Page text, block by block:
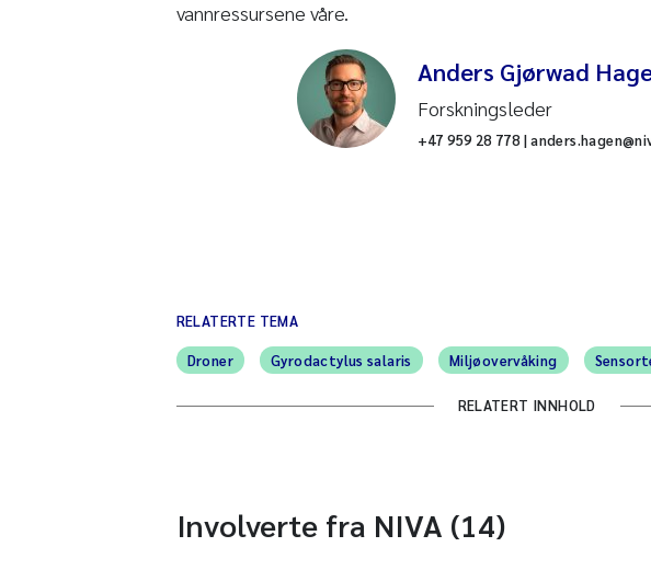
vannressursene våre.
Anders Gjørwad
Forskningsleder
+47 959 28 778 |
RELATERTE TEMA
Droner Gyrodactylus salaris Miljøovervåking
RELATERT INNHOLD
Involverte fra NIVA (14)